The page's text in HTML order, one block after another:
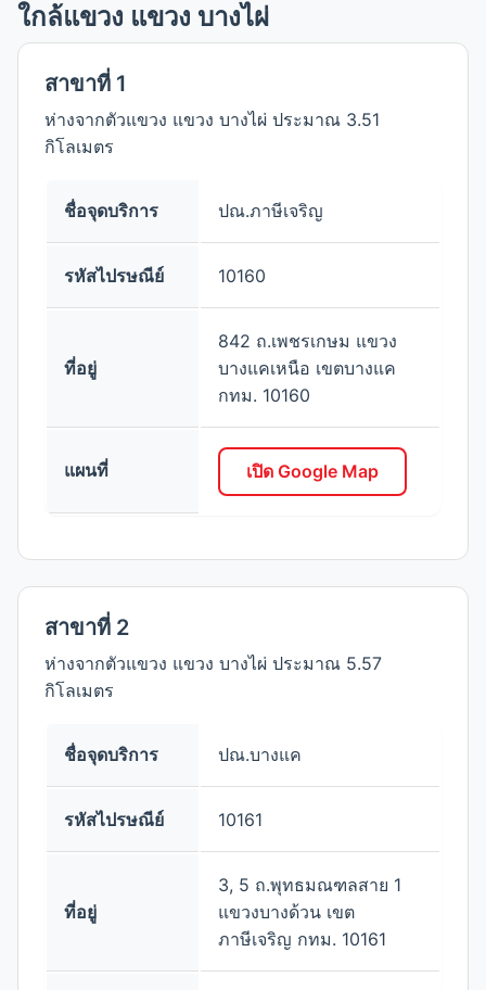
ใกล้แขวง แขวง บางไผ่
สาขาที่ 1
ห่างจากตัวแขวง แขวง บางไผ่ ประมาณ 3.51
กิโลเมตร
ชื่อจุดบริการ ปณ.ภาษีเจริญ
รหัสไปรษณีย์ 10160
ที่อยู่
842 ถ.เพชรเกษม แขวง
บางแคเหนือ เขตบางแค
กทม. 10160
แผนที่ เปิด Google Map
สาขาที่ 2
ห่างจากตัวแขวง แขวง บางไผ่ ประมาณ 5.57
กิโลเมตร
ชื่อจุดบริการ ปณ.บางแค
รหัสไปรษณีย์ 10161
ที่อยู่
3, 5 ถ.พุทธมณฑลสาย 1
แขวงบางด้วน เขต
ภาษีเจริญ กทม. 10161